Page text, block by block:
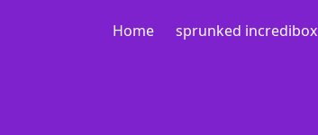
Home sprunked incredibox